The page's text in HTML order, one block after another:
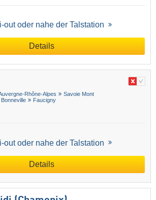
out oder nahe der Talstation
Details
Rhône-Alpes
Savoie Mont
Bonneville Faucigny
out oder nahe der Talstation
Details